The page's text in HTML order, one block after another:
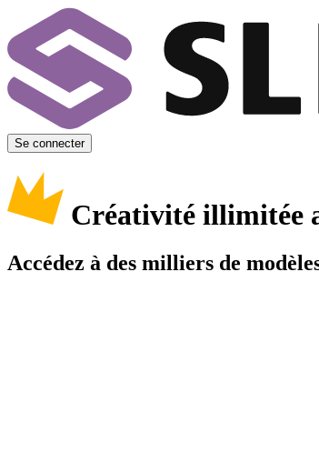
Se connecter
Créativité illimitée
Accédez à des milliers de